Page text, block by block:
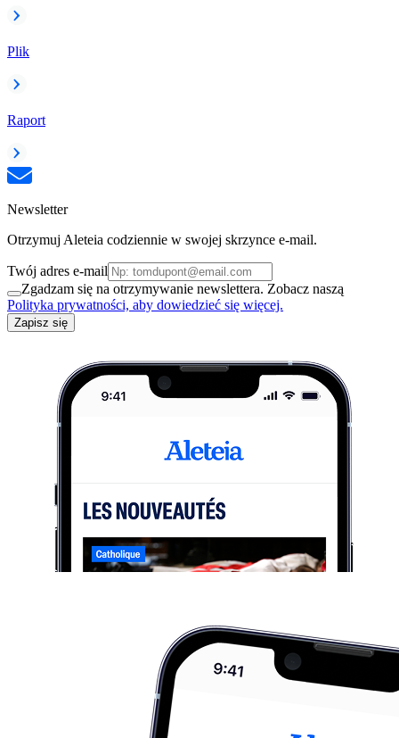
Plik
Raport
Newsletter
Otrzymuj Aleteia codziennie w swojej skrzynce e-mail.
Twój adres e-mail
Zgadzam się na otrzymywanie newslettera. Zobacz naszą
Polityka prywatności, aby dowiedzieć się więcej.
Zapisz się